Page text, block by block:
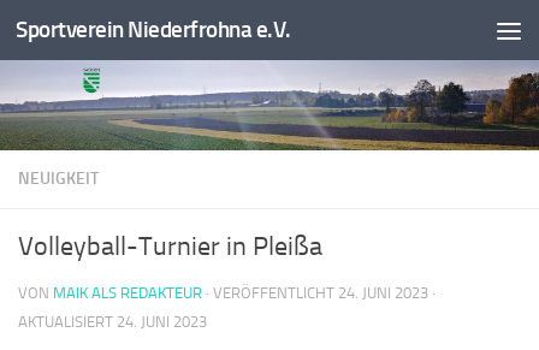
Zum Inhalt springen
Sportverein Niederfrohna e.V.
NEUIGKEIT
Volleyball-Turnier in Pleißa
VON MAIK ALS REDAKTEUR · VERÖFFENTLICHT 24. JUNI 2023 ·
AKTUALISIERT 24. JUNI 2023